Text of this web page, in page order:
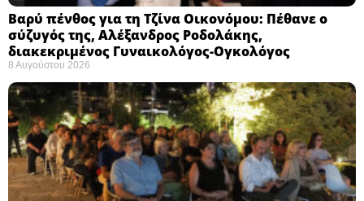
Βαρύ πένθος για τη Τζίνα Οικονόμου: Πέθανε ο
σύζυγός της, Αλέξανδρος Ροδολάκης,
διακεκριμένος Γυναικολόγος-Ογκολόγος
8 Αυγούστου 2026